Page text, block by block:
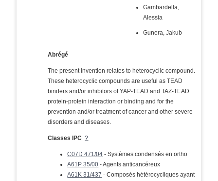
Gambardella,
Alessia
Gunera, Jakub
Abrégé
The present invention relates to heterocyclic compound.
These heterocyclic compounds are useful as TEAD
binders and/or inhibitors of YAP-TEAD and TAZ-TEAD
protein-protein interaction or binding and for the
prevention and/or treatment of cancer and other severe
disorders and diseases.
Classes IPC ?
C07D 471/04 - Systèmes condensés en ortho
A61P 35/00 - Agents anticancéreux
A61K 31/437 - Composés hétérocycliques ayant